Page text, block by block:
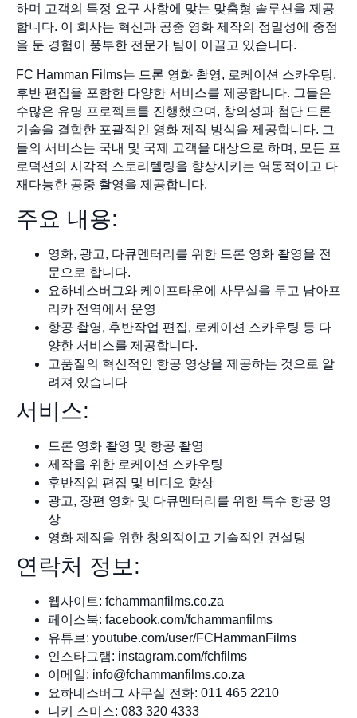
하며 고객의 특정 요구 사항에 맞는 맞춤형 솔루션을 제공
합니다. 이 회사는 혁신과 공중 영화 제작의 정밀성에 중점
을 둔 경험이 풍부한 전문가 팀이 이끌고 있습니다.
FC Hamman Films는 드론 영화 촬영, 로케이션 스카우팅,
후반 편집을 포함한 다양한 서비스를 제공합니다. 그들은
수많은 유명 프로젝트를 진행했으며, 창의성과 첨단 드론
기술을 결합한 포괄적인 영화 제작 방식을 제공합니다. 그
들의 서비스는 국내 및 국제 고객을 대상으로 하며, 모든 프
로덕션의 시각적 스토리텔링을 향상시키는 역동적이고 다
재다능한 공중 촬영을 제공합니다.
주요 내용:
영화, 광고, 다큐멘터리를 위한 드론 영화 촬영을 전
문으로 합니다.
요하네스버그와 케이프타운에 사무실을 두고 남아프
리카 전역에서 운영
항공 촬영, 후반작업 편집, 로케이션 스카우팅 등 다
양한 서비스를 제공합니다.
고품질의 혁신적인 항공 영상을 제공하는 것으로 알
려져 있습니다
서비스:
드론 영화 촬영 및 항공 촬영
제작을 위한 로케이션 스카우팅
후반작업 편집 및 비디오 향상
광고, 장편 영화 및 다큐멘터리를 위한 특수 항공 영
상
영화 제작을 위한 창의적이고 기술적인 컨설팅
연락처 정보:
웹사이트: fchammanfilms.co.za
페이스북: facebook.com/fchammanfilms
유튜브: youtube.com/user/FCHammanFilms
인스타그램: instagram.com/fchfilms
이메일: info@fchammanfilms.co.za
요하네스버그 사무실 전화: 011 465 2210
니키 스미스: 083 320 4333